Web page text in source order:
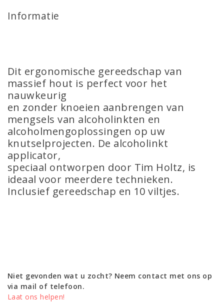
Informatie
Dit ergonomische gereedschap van
massief hout is perfect voor het
nauwkeurig
en zonder knoeien aanbrengen van
mengsels van alcoholinkten en
alcoholmengoplossingen op uw
knutselprojecten. De alcoholinkt
applicator,
speciaal ontworpen door Tim Holtz, is
ideaal voor meerdere technieken.
Inclusief gereedschap en 10 viltjes.
Niet gevonden wat u zocht? Neem contact met ons op
via mail of telefoon.
Laat ons helpen!